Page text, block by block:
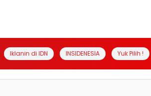
Iklanin di IDN INSIDENESIA Yuk Pilih !